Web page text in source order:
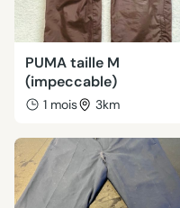
PUMA taille M
(impeccable)
1 mois 3km